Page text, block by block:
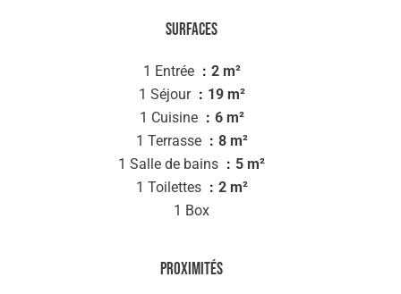
Surfaces
1 Entrée
2 m²
1 Séjour
19 m²
1 Cuisine
6 m²
1 Terrasse
8 m²
1 Salle de bains
5 m²
1 Toilettes
2 m²
1 Box
Proximités